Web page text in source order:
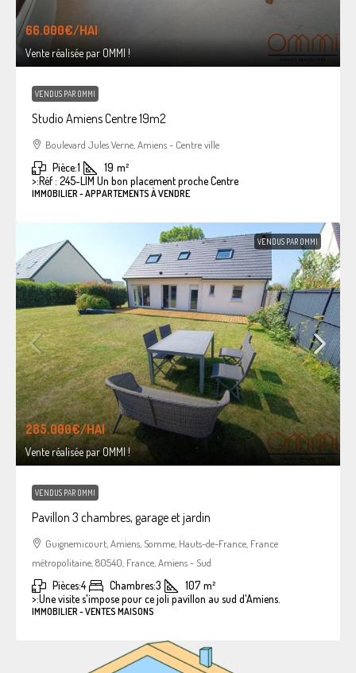
66.000€/HAI
Vente réalisée par OMMI !
VENDUS PAR OMMI
Studio Amiens Centre 19m2
Boulevard Jules Verne, Amiens - Centre ville
Pièce:1 19 m²
>:Réf : 245-LIM Un bon placement proche Centre
IMMOBILIER - APPARTEMENTS À VENDRE
VENDUS PAR OMMI
285.000€/HAI
Vente réalisée par OMMI !
VENDUS PAR OMMI
Pavillon 3 chambres, garage et jardin
Guignemicourt, Amiens, Somme, Hauts-de-France, France
métropolitaine, 80540, France, Amiens - Sud
Pièces:4 Chambres:3 107 m²
>:Une visite s'impose pour ce joli pavillon au sud d'Amiens.
IMMOBILIER - VENTES MAISONS